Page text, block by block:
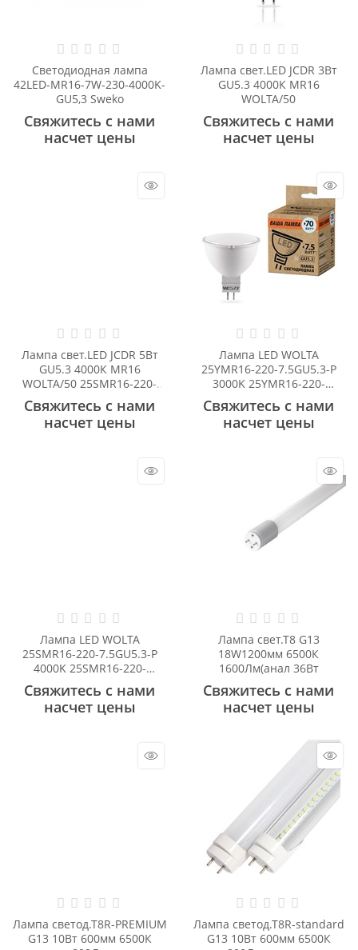
Светодиодная лампа
42LED-MR16-7W-230-4000K-
GU5,3 Sweko
Свяжитесь с нами
насчет цены
Лампа свет.LED JCDR 3Вт
GU5.3 4000К MR16
WOLTA/50
Свяжитесь с нами
насчет цены
Лампа свет.LED JCDR 5Вт
GU5.3 4000К MR16
WOLTA/50 25SMR16-220-
Свяжитесь с нами
насчет цены
Лампа LED WOLTA
25YMR16-220-7.5GU5.3-P
3000K 25YMR16-220-
Свяжитесь с нами
насчет цены
Лампа LED WOLTA
25SMR16-220-7.5GU5.3-P
4000K 25SMR16-220-
Свяжитесь с нами
насчет цены
Лампа свет.Т8 G13
18W1200мм 6500К
1600Лм(анал 36Вт
Свяжитесь с нами
насчет цены
Лампа светод.Т8R-PREMIUM
G13 10Вт 600мм 6500К
Лампа светод.Т8R-standard
G13 10Вт 600мм 6500К